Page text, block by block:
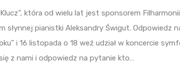
która od wielu lat jest sponsorem
słynnej pianistki Aleksandry Świgut. Odpowiedz
i 16 listopada o 18 weź udział w koncercie
z nami i odpowiedz na pytanie kto…